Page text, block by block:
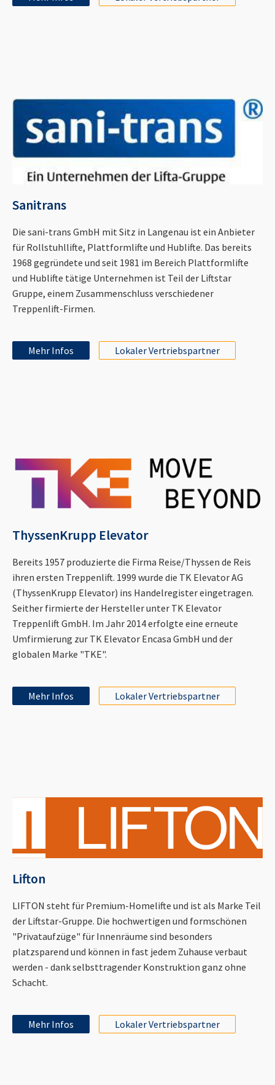
Sanitrans
Die sani-trans GmbH mit Sitz in Langenau ist ein Anbieter
für Rollstuhllifte, Plattformlifte und Hublifte. Das bereits
1968 gegründete und seit 1981 im Bereich Plattformlifte
und Hublifte tätige Unternehmen ist Teil der Liftstar
Gruppe, einem Zusammenschluss verschiedener
Treppenlift-Firmen.
Mehr Infos Lokaler Vertriebspartner
ThyssenKrupp Elevator
Bereits 1957 produzierte die Firma Reise/Thyssen de Reis
ihren ersten Treppenlift. 1999 wurde die TK Elevator AG
(ThyssenKrupp Elevator) ins Handelregister eingetragen.
Seither firmierte der Hersteller unter TK Elevator
Treppenlift GmbH. Im Jahr 2014 erfolgte eine erneute
Umfirmierung zur TK Elevator Encasa GmbH und der
globalen Marke "TKE".
Mehr Infos Lokaler Vertriebspartner
Lifton
LIFTON steht für Premium-Homelifte und ist als Marke Teil
der Liftstar-Gruppe. Die hochwertigen und formschönen
"Privataufzüge" für Innenräume sind besonders
platzsparend und können in fast jedem Zuhause verbaut
werden - dank selbsttragender Konstruktion ganz ohne
Schacht.
Mehr Infos Lokaler Vertriebspartner